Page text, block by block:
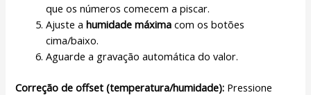
que os números comecem a piscar.
Ajuste ahumidade máxima com os botões
cima/baixo.
Aguarde a gravação automática do valor.
Correção de offset (temperatura/humidade): Pressione